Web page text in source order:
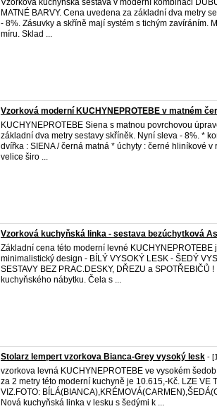
Vzorková kuchyňská sestava v moderní kombinaci
MATNÉ BARVY. Cena uvedena za základní dva metry
- 8%. Zásuvky a skříně mají systém s tichým zavíráním.
míru. Sklad ...
Vzorková moderní KUCHYNEPROTEBE v matném
KUCHYNEPROTEBE Siena s matnou povrchovou
základní dva metry sestavy skříněk. Nyní sleva - 8%. *
dvířka : SIENA / černá matná * úchyty : černé hliníkové v
velice širo ...
Vzorková kuchyňská linka - sestava bezúchytková
Základní cena této moderní levné KUCHYNEPROTEBE
minimalistický design - BÍLÝ VYSOKÝ LESK - ŠEDÝ
SESTAVY BEZ PRAC.DESKY, DŘEZU a SPOTŘEBIČŮ
kuchyňského nábytku. Čela s ...
Stolarz lempert vzorkova Bianca-Grey vysoký lesk -
vzorkova levná KUCHYNEPROTEBE ve vysokém
za 2 metry této moderní kuchyně je 10.615,-Kč. LZE VE
VIZ.FOTO:
Nová kuchyňská linka v lesku s šedými k ...